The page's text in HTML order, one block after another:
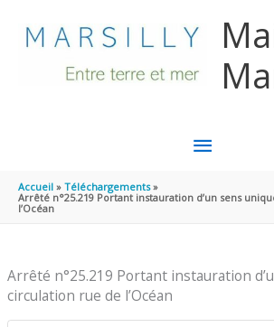
MENU
Accueil
Téléchargements
Arrêté n°25.219 Portant instauration d’un sens
l’Océan
Arrêté n°25.219 Portant instauration
circulation rue de l’Océan